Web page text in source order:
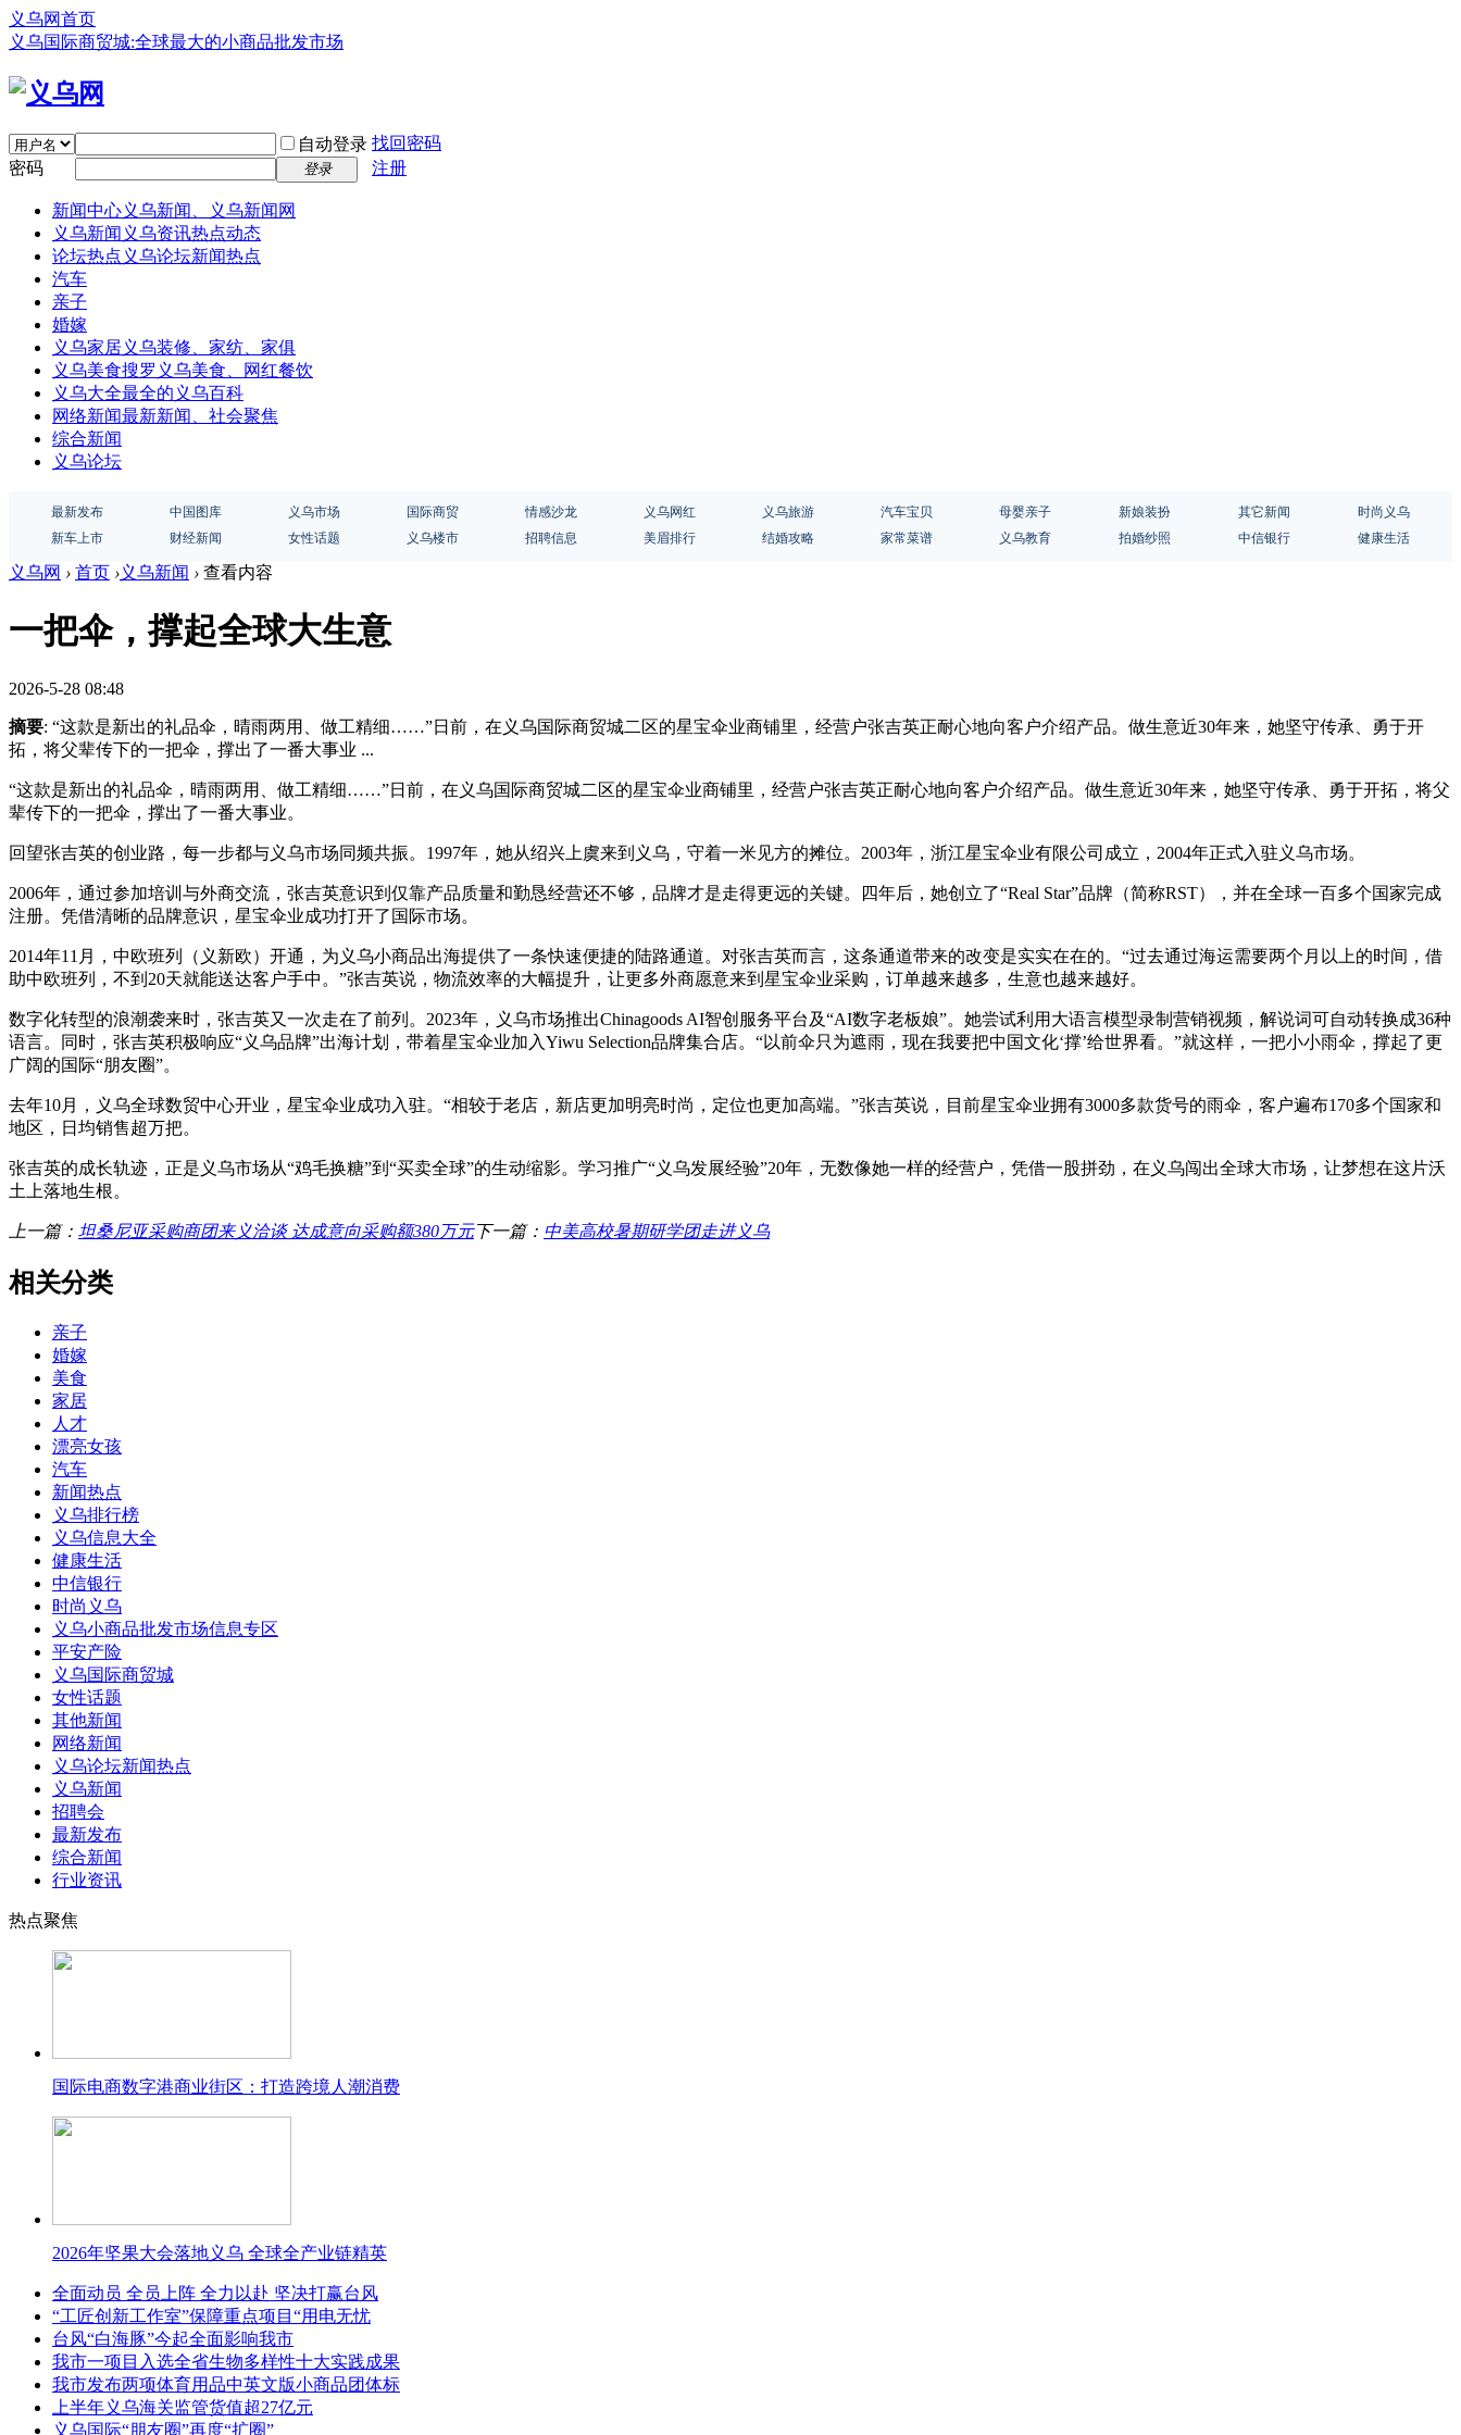
义乌网首页
义乌国际商贸城:全球最大的小商品批发市场
自动登录 找回密码
密码
登录 注册
新闻中心义乌新闻、义乌新闻网
义乌新闻 义乌资讯热点动态
论坛热点 义乌论坛新闻热点
汽车
亲子
婚嫁
义乌家居义乌装修、家纺、家俱
义乌美食搜罗义乌美食、网红餐饮
义乌大全最全的义乌百科
网络新闻最新新闻、社会聚焦
综合新闻
义乌论坛
最新发布 中国图库 义乌市场 国际商贸 情感沙龙 义乌网红 义乌旅游 汽车宝贝 母婴亲子 新娘装扮 其它新闻
时尚义乌
新车上市
财经新闻 女性话题 义乌楼市 招聘信息 美眉排行 结婚攻略 家常菜谱 义乌教育 拍婚纱照 中信银行 健康生活
义乌网 › 首页 ›义乌新闻 › 查看内容
一把伞，撑起全球大生意
2026-5-28 08:48
摘要: “这款是新出的礼品伞，晴雨两用、做工精细……”日前，在义乌国际商贸城二区的星宝伞业商铺里，经营户张吉英正耐心地向客户介绍产品。做生意近30年来，她坚守传承、勇于开
拓，将父辈传下的一把伞，撑出了一番大事业 ...
“这款是新出的礼品伞，晴雨两用、做工精细……”日前，在义乌国际商贸城二区的星宝伞业商铺里，经营户张吉英正耐心地向客户介绍产品。做生意近30年来，她坚守传承、勇于开拓，将父
辈传下的一把伞，撑出了一番大事业。
回望张吉英的创业路，每一步都与义乌市场同频共振。1997年，她从绍兴上虞来到义乌，守着一米见方的摊位。2003年，浙江星宝伞业有限公司成立，2004年正式入驻义乌市场。
2006年，通过参加培训与外商交流，张吉英意识到仅靠产品质量和勤恳经营还不够，品牌才是走得更远的关键。四年后，她创立了“Real Star”品牌（简称RST），并在全球一百多个国家完成
注册。凭借清晰的品牌意识，星宝伞业成功打开了国际市场。
2014年11月，中欧班列（义新欧）开通，为义乌小商品出海提供了一条快速便捷的陆路通道。对张吉英而言，这条通道带来的改变是实实在在的。“过去通过海运需要两个月以上的时间，借
助中欧班列，不到20天就能送达客户手中。”张吉英说，物流效率的大幅提升，让更多外商愿意来到星宝伞业采购，订单越来越多，生意也越来越好。
数字化转型的浪潮袭来时，张吉英又一次走在了前列。2023年，义乌市场推出Chinagoods AI智创服务平台及“AI数字老板娘”。她尝试利用大语言模型录制营销视频，解说词可自动转换成36种
语言。同时，张吉英积极响应“义乌品牌”出海计划，带着星宝伞业加入Yiwu Selection品牌集合店。“以前伞只为遮雨，现在我要把中国文化‘撑’给世界看。”就这样，一把小小雨伞，撑起了更
广阔的国际“朋友圈”。
去年10月，义乌全球数贸中心开业，星宝伞业成功入驻。“相较于老店，新店更加明亮时尚，定位也更加高端。”张吉英说，目前星宝伞业拥有3000多款货号的雨伞，客户遍布170多个国家和
地区，日均销售超万把。
张吉英的成长轨迹，正是义乌市场从“鸡毛换糖”到“买卖全球”的生动缩影。学习推广“义乌发展经验”20年，无数像她一样的经营户，凭借一股拼劲，在义乌闯出全球大市场，让梦想在这片沃
土上落地生根。
上一篇： 坦桑尼亚采购商团来义洽谈 达成意向采购额380万元下一篇： 中美高校暑期研学团走进义乌
相关分类
亲子
婚嫁
美食
家居
人才
漂亮女孩
汽车
新闻热点
义乌排行榜
义乌信息大全
健康生活
中信银行
时尚义乌
义乌小商品批发市场信息专区
平安产险
义乌国际商贸城
女性话题
其他新闻
网络新闻
义乌论坛新闻热点
义乌新闻
招聘会
最新发布
综合新闻
行业资讯
热点聚焦
国际电商数字港商业街区：打造跨境人潮消费
2026年坚果大会落地义乌 全球全产业链精英
全面动员 全员上阵 全力以赴 坚决打赢台风
“工匠创新工作室”保障重点项目“用电无忧
台风“白海豚”今起全面影响我市
我市一项目入选全省生物多样性十大实践成果
我市发布两项体育用品中英文版小商品团体标
上半年义乌海关监管货值超27亿元
义乌国际“朋友圈”再度“扩圈”